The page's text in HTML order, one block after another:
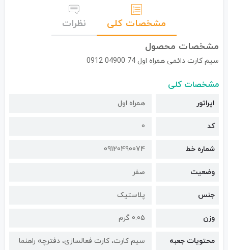
مشخصات کلی
نظرات
مشخصات محصول
سیم کارت دائمی همراه اول 74 04900 0912
مشخصات کلی
اپراتور همراه اول
کد 0
شماره خط 09120490074
وضعیت صفر
جنس پلاستیک
وزن 0.05 گرم
محتویات جعبه سیم کارت، کارت فعالسازی، دفترچه راهنما